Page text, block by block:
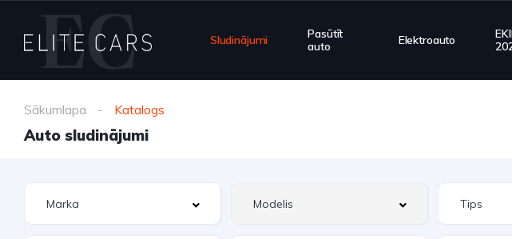
Sludinājumi
Pasūtīt
auto
Elektroauto
Sākumlapa Katalogs
Auto sludinājumi